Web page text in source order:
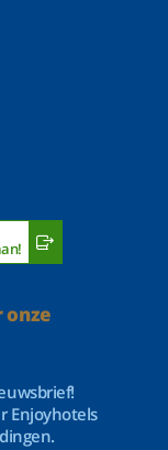
onze
Enjoyhotels